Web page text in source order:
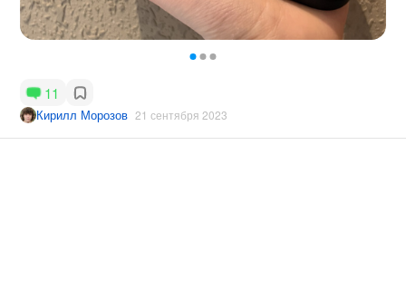
11
Кирилл Морозов 21 сентября 2023